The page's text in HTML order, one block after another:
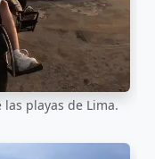
playas de Lima.